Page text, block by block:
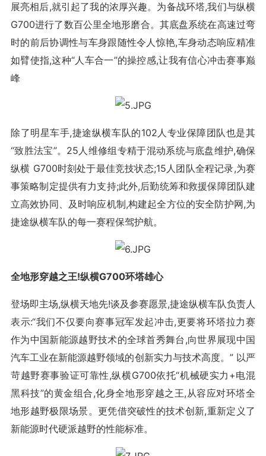
展亮相后,就引起了我的浓厚兴趣。为备战环塔,我们与纵横
G700进行了数百公里全地形磨合。其底盘系统在高速过弯
时的前后协调性与车身跟随性令人惊艳,车身动态响应精准
如臂使指,这种“人车合一”的操控感,让我有信心冲击赛事巅
峰
除了明星车手,捷途纵横车队的102人专业保障团队也是其
“致胜法宝”。25人维修组专精于混动系统与底盘维护,确保
纵横 G700时刻处于最佳竞技状态;15人团队全程记录,为赛
事策略制定提供有力支持;此外,后勤统筹和救援保障团队建
立高效协同、及时响应机制,构建起全方位的安全防护网,为
捷途纵横车队的每一赛程保驾护航。
全地形穿越之王!纵横G700环塔雄心
登场即主场,纵横天地先!谈及参赛愿景,捷途纵横车队负责人
表示:“我们不仅要向赛事冠军发起冲击,更要将环塔拉力赛
作为中国新能源越野技术的全球首秀舞台,向世界展现中国
汽车工业在新能源越野领域的创新实力与技术高度。” 以严
苛越野赛事验证可靠性,纵横G700依托“机械硬实力+电混
黑科技”的黄金组合,化身全地形穿越之王,从容应对环塔全
地形越野极限场景。更凭借突破性的技术创新,重新定义了
新能源时代硬派越野的性能标准。